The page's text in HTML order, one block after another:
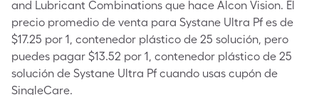
and Lubricant Combinations que hace Alcon Vision. El
precio promedio de venta para Systane Ultra Pf es de
$17.25 por 1, contenedor plástico de 25 solución, pero
puedes pagar $13.52 por 1, contenedor plástico de 25
solución de Systane Ultra Pf cuando usas cupón de
SingleCare.